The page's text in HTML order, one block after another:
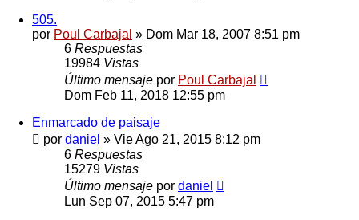
505.
por Poul Carbajal » Dom Mar 18, 2007 8:51 pm
6 Respuestas
19984 Vistas
Último mensaje por Poul Carbajal
Dom Feb 11, 2018 12:55 pm
Enmarcado de paisaje
por daniel » Vie Ago 21, 2015 8:12 pm
6 Respuestas
15279 Vistas
Último mensaje por daniel
Lun Sep 07, 2015 5:47 pm